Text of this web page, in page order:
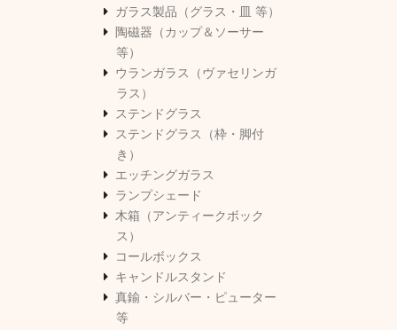
ガラス製品（グラス・皿 等）
陶磁器（カップ＆ソーサー
等）
ウランガラス（ヴァセリンガ
ラス）
ステンドグラス
ステンドグラス（枠・脚付
き）
エッチングガラス
ランプシェード
木箱（アンティークボック
ス）
コールボックス
キャンドルスタンド
真鍮・シルバー・ピューター
等